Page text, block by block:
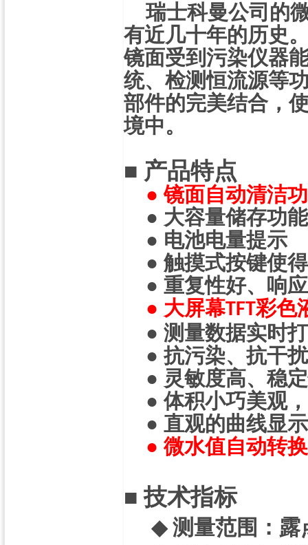
瑞士科曼公司的
有近几十年的历史
镜面受到污染仪器
统、检测恒流源等
部件的完美结合，
境中。
■ 产品特点
●镜面自动清洁
● 大容量储存功能
● 电池电量提示
● 触摸式按键使
● 重复性好、响
● 大屏幕TFT彩色
● 测量数据实时
● 抗污染、抗干扰
● 灵敏度高、稳
●体积小巧美观
● 直观的曲线显示
● 微水值自动转
■ 技术指标
◆ 测量范围：露